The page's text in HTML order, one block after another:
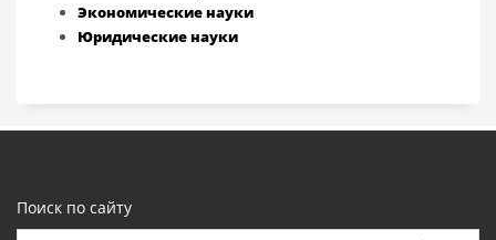
Экономические науки
Юридические науки
Поиск по сайту